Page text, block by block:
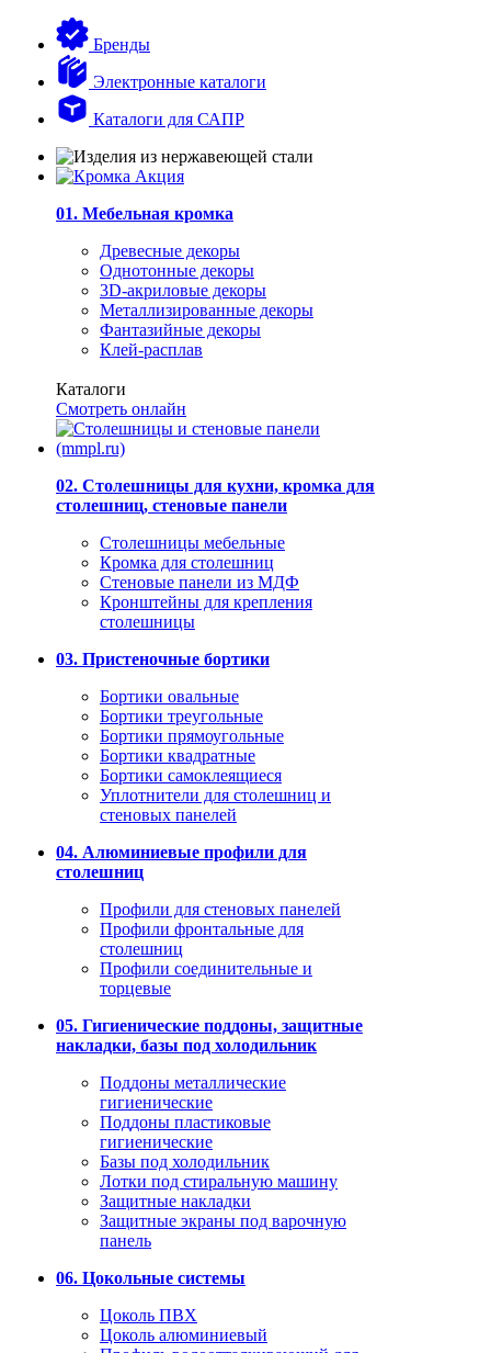
Бренды
Электронные каталоги
Каталоги для САПР
01. Мебельная кромка
Древесные декоры
Однотонные декоры
3D-акриловые декоры
Металлизированные декоры
Фантазийные декоры
Клей-расплав
Каталоги
Смотреть онлайн
02. Столешницы для кухни, кромка для
столешниц, стеновые панели
Столешницы мебельные
Кромка для столешниц
Стеновые панели из МДФ
Кронштейны для крепления
столешницы
03. Пристеночные бортики
Бортики овальные
Бортики треугольные
Бортики прямоугольные
Бортики квадратные
Бортики самоклеящиеся
Уплотнители для столешниц и
стеновых панелей
04. Алюминиевые профили для
столешниц
Профили для стеновых панелей
Профили фронтальные для
столешниц
Профили соединительные и
торцевые
05. Гигиенические поддоны, защитные
накладки, базы под холодильник
Поддоны металлические
гигиенические
Поддоны пластиковые
гигиенические
Базы под холодильник
Лотки под стиральную машину
Защитные накладки
Защитные экраны под варочную
панель
06. Цокольные системы
Цоколь ПВХ
Цоколь алюминиевый